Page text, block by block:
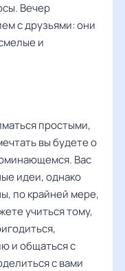
Вечер
с друзьями: они
и
простыми,
вы будете о
Вас
идеи, однако
по крайней мере,
учиться тому,
и общаться с
с вами